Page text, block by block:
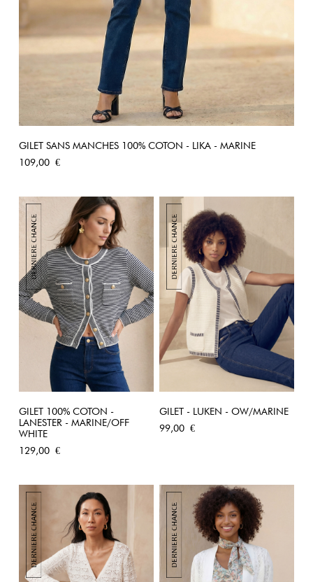
GILET SANS MANCHES 100% COTON - LIKA - MARINE
Prix
109,00 €
GILET 100% COTON -
LANESTER - MARINE/OFF
WHITE
Prix
129,00 €
GILET - LUKEN - OW/MARINE
Prix
99,00 €